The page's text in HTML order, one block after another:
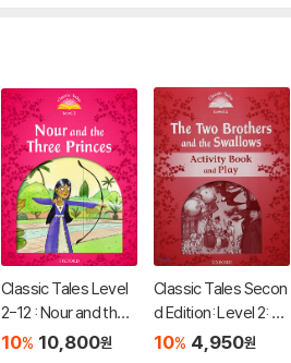
Classic Tales Level
2-12 : Nour and the
Three Princes MP3
10% 10,800원
Classic Tales Secon
d Edition: Level 2: Th
e Two Brothers and
10% 4,950원